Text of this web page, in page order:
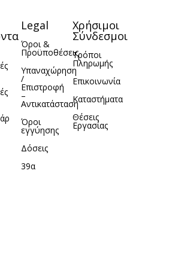
Legal
Όροι &
Προϋποθέσεις
Υπαναχώρηση
/
Επιστροφή
–
Αντικατάσταση
Όροι
εγγύησης
Δόσεις
39α
Χρήσιμοι
Σύνδεσμοι
Τρόποι
Πληρωμής
Επικοινωνία
Καταστήματα
Θέσεις
Εργασίας